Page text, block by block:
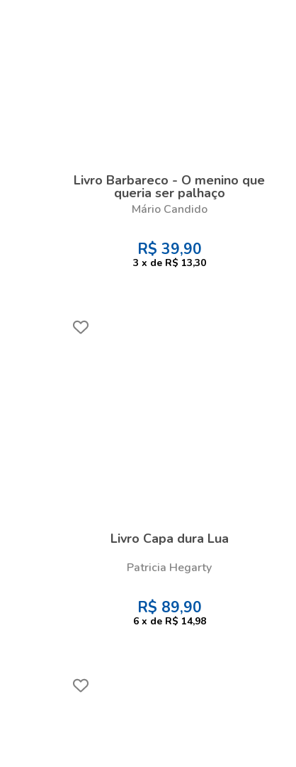
Livro Barbareco - O menino que
queria ser palhaço
Mário Candido
R$ 39,90
3 x de R$ 13,30
Livro Capa dura Lua
Patricia Hegarty
R$ 89,90
6 x de R$ 14,98